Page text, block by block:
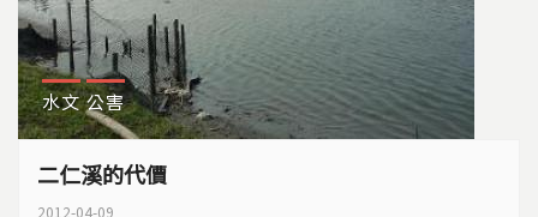
水文 公害
二仁溪的代價
2012-04-09